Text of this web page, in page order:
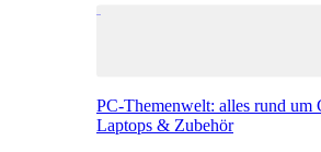
PC-Themenwelt: alles rund um
Laptops & Zubehör